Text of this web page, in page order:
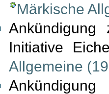
Märkische
Initiative
Allgemeine